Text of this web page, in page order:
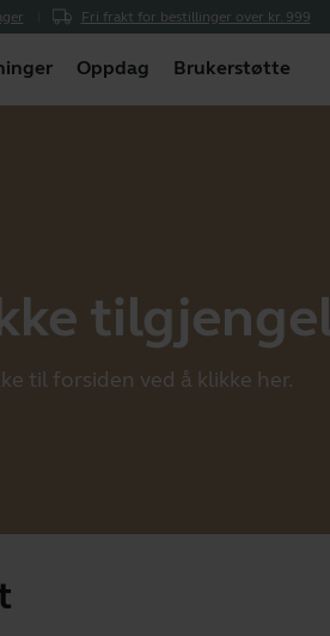
Fri frakt for bestillinger over kr. 999
Oppdag Brukerstøtte
til forsiden ved å klikke her.